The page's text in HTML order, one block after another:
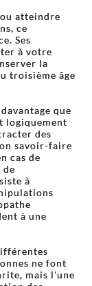
atteindre
ce
Ses
à votre
la
troisième âge
que
logiquement
des
savoir-faire
cas de
de
à
à une
ne font
mais l'une